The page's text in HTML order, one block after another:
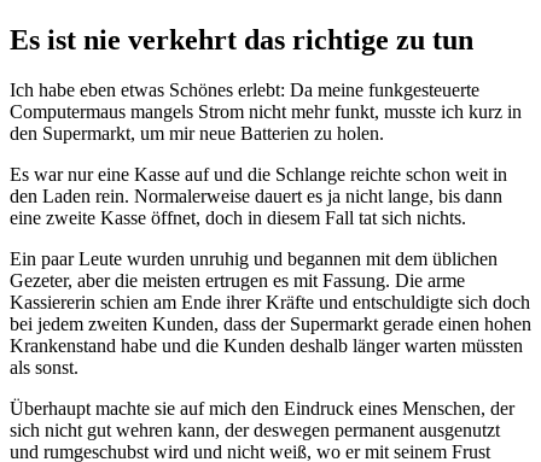
Es ist nie verkehrt das richtige zu tun
Ich habe eben etwas Schönes erlebt: Da meine funkgesteuerte
Computermaus mangels Strom nicht mehr funkt, musste ich kurz in
den Supermarkt, um mir neue Batterien zu holen.
Es war nur eine Kasse auf und die Schlange reichte schon weit in
den Laden rein. Normalerweise dauert es ja nicht lange, bis dann
eine zweite Kasse öffnet, doch in diesem Fall tat sich nichts.
Ein paar Leute wurden unruhig und begannen mit dem üblichen
Gezeter, aber die meisten ertrugen es mit Fassung. Die arme
Kassiererin schien am Ende ihrer Kräfte und entschuldigte sich doch
bei jedem zweiten Kunden, dass der Supermarkt gerade einen hohen
Krankenstand habe und die Kunden deshalb länger warten müssten
als sonst.
Überhaupt machte sie auf mich den Eindruck eines Menschen, der
sich nicht gut wehren kann, der deswegen permanent ausgenutzt
und rumgeschubst wird und nicht weiß, wo er mit seinem Frust